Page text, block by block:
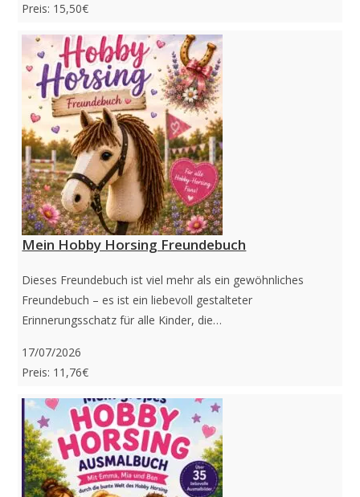
Preis: 15,50€
Mein Hobby Horsing Freundebuch
Dieses Freundebuch ist viel mehr als ein gewöhnliches
Freundebuch – es ist ein liebevoll gestalteter
Erinnerungsschatz für alle Kinder, die…
17/07/2026
Preis: 11,76€